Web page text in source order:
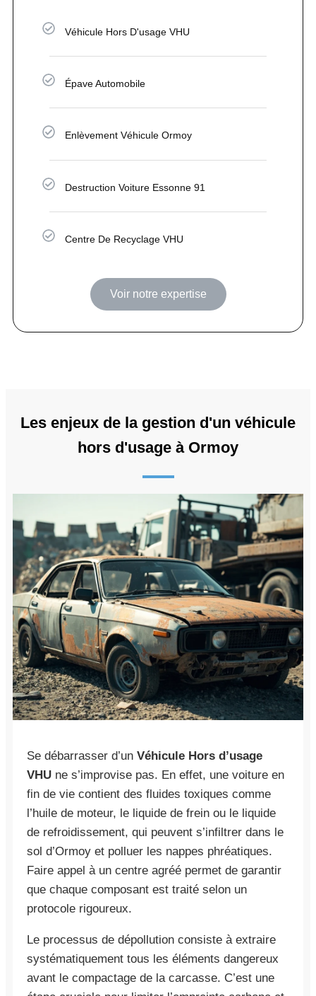
Véhicule Hors D'usage VHU
Épave Automobile
Enlèvement Véhicule Ormoy
Destruction Voiture Essonne 91
Centre De Recyclage VHU
Voir notre expertise
Les enjeux de la gestion d'un véhicule
hors d'usage à Ormoy
Se débarrasser d’un Véhicule Hors d’usage
VHU ne s’improvise pas. En effet, une voiture en
fin de vie contient des fluides toxiques comme
l’huile de moteur, le liquide de frein ou le liquide
de refroidissement, qui peuvent s’infiltrer dans le
sol d’Ormoy et polluer les nappes phréatiques.
Faire appel à un centre agréé permet de garantir
que chaque composant est traité selon un
protocole rigoureux.
Le processus de dépollution consiste à extraire
systématiquement tous les éléments dangereux
avant le compactage de la carcasse. C’est une